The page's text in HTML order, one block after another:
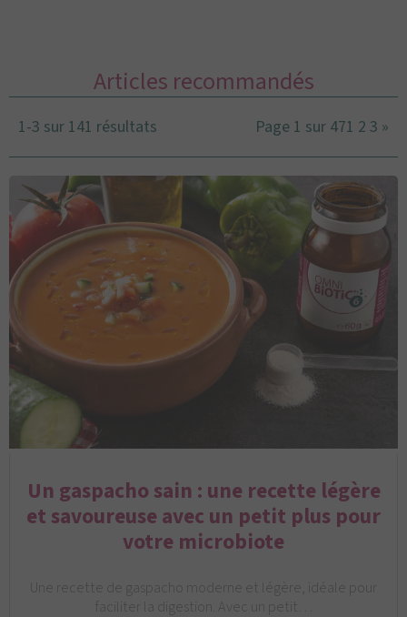
Articles recommandés
1-3 sur 141 résultats Page 1 sur 471 2 3 »
Un gaspacho sain : une recette légère
et savoureuse avec un petit plus pour
votre microbiote
Une recette de gaspacho moderne et légère, idéale pour
faciliter la digestion. Avec un petit…